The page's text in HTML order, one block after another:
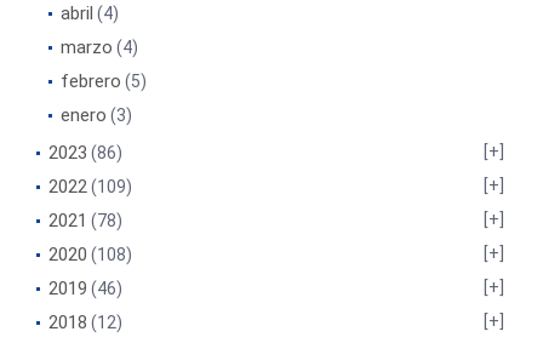
abril (4)
marzo (4)
febrero (5)
enero (3)
2023 (86)
2022(109)
2021 (78)
2020 (108)
2019 (46)
2018 (12)